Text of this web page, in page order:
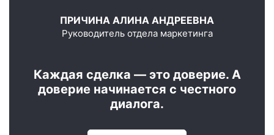
ПРИЧИНА АЛИНА АНДРЕЕВНА
Руководитель отдела маркетинга
Каждая сделка — это доверие. А
доверие начинается с честного
диалога.